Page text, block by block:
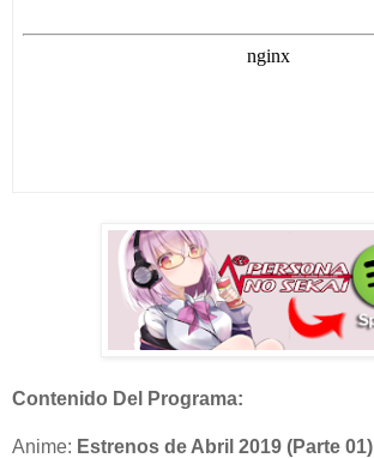
Contenido Del Programa:
Anime: Estrenos de Abril 2019 (Parte 01)